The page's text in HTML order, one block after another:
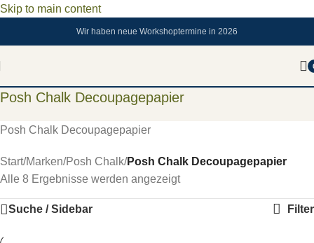
Skip to main content
Wir haben neue Workshoptermine in 2026
Posh Chalk Decoupagepapier
Posh Chalk Decoupagepapier
Start/Marken/Posh Chalk/Posh Chalk Decoupagepapier
Alle 8 Ergebnisse werden angezeigt
Suche / Sidebar Filter